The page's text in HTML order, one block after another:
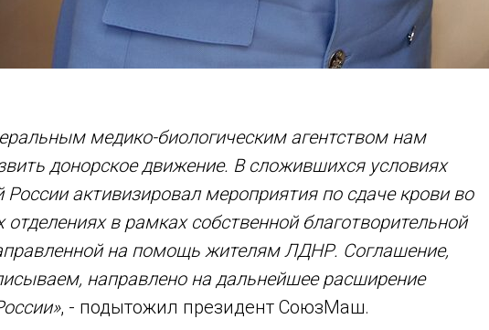
медико-биологическим агентством нам
донорское движение. В сложившихся условиях
активизировал мероприятия по сдаче крови во
отделениях в рамках собственной благотворительной
на помощь жителям ЛДНР. Соглашение,
направлено на дальнейшее расширение
, - подытожил президент СоюзМаш.